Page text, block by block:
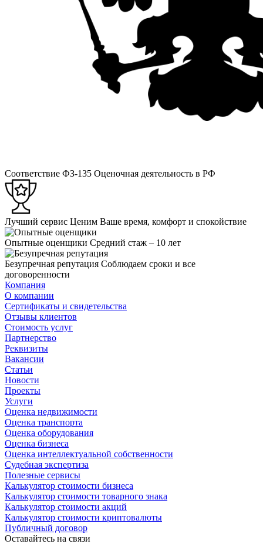
Соответствие ФЗ-135 Оценочная деятельность в РФ
Лучший сервис Ценим Ваше время, комфорт и спокойствие
Опытные оценщики Средний стаж – 10 лет
Безупречная репутация Соблюдаем сроки и все
договоренности
Компания
О компании
Сертификаты и свидетельства
Отзывы клиентов
Стоимость услуг
Партнерство
Реквизиты
Вакансии
Статьи
Новости
Проекты
Услуги
Оценка недвижимости
Оценка транспорта
Оценка оборудования
Оценка бизнеса
Оценка интеллектуальной собственности
Судебная экспертиза
Полезные сервисы
Калькулятор стоимости бизнеса
Калькулятор стоимости товарного знака
Калькулятор стоимости акций
Калькулятор стоимости криптовалюты
Публичный договор
Оставайтесь на связи